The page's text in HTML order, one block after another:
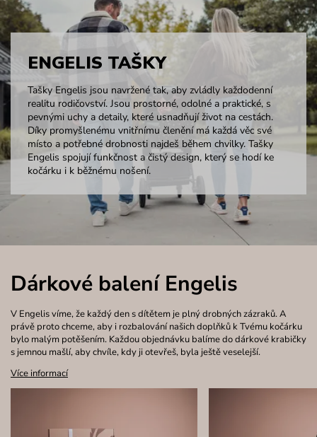
ENGELIS TAŠKY
Tašky Engelis jsou navržené tak, aby zvládly každodenní
realitu rodičovství. Jsou prostorné, odolné a praktické, s
pevnými uchy a detaily, které usnadňují život na cestách.
Díky promyšlenému vnitřnímu členění má každá věc své
místo a potřebné drobnosti najdeš během chvilky. Tašky
Engelis spojují funkčnost a čistý design, který se hodí ke
kočárku i k běžnému nošení.
Dárkové balení Engelis
V Engelis víme, že každý den s dítětem je plný drobných zázraků. A
právě proto chceme, aby i rozbalování našich doplňků k Tvému kočárku
bylo malým potěšením. Každou objednávku balíme do dárkové krabičky
s jemnou mašlí, aby chvíle, kdy ji otevřeš, byla ještě veselejší.
Více informací